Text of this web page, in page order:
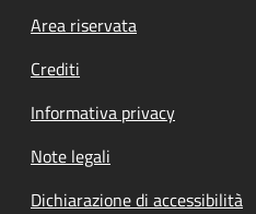
Footer menu
Area riservata
Crediti
Informativa privacy
Note legali
Dichiarazione di accessibilità